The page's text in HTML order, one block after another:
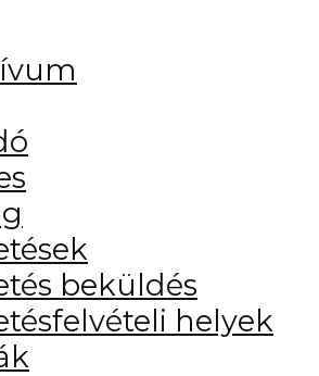
beküldés
helyek